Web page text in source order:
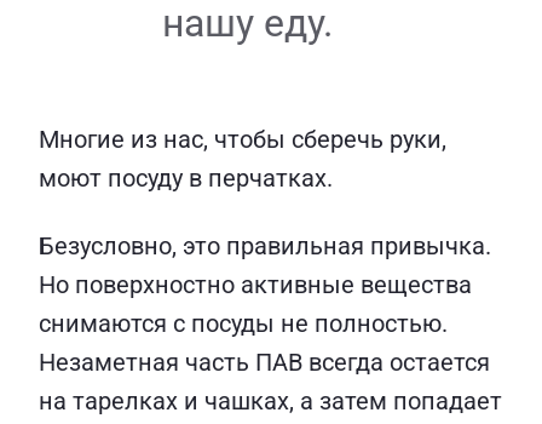
нашу еду.
Многие из нас, чтобы сберечь руки,
моют посуду в перчатках.
Безусловно, это правильная привычка.
Но поверхностно активные вещества
cнимаются с посуды не полностью.
Незаметная часть ПАВ всегда остается
на тарелках и чашках, а затем попадает